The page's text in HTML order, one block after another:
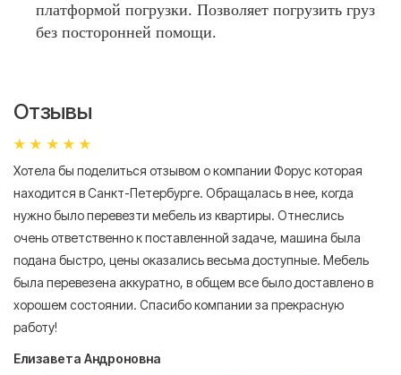
платформой погрузки. Позволяет погрузить груз
без посторонней помощи.
Отзывы
Хотела бы поделиться отзывом о компании Форус которая
находится в Санкт-Петербурге. Обращалась в нее, когда
нужно было перевезти мебель из квартиры. Отнеслись
очень ответственно к поставленной задаче, машина была
подана быстро, цены оказались весьма доступные. Мебель
была перевезена аккуратно, в общем все было доставлено в
хорошем состоянии. Спасибо компании за прекрасную
работу!
Елизавета Андроновна